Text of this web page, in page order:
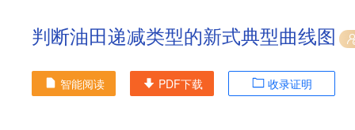
判断油田递减类型的新式典型曲线图
智能阅读 PDF下载 收录证明